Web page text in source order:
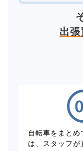
出張
自転車をまと
は、スタッフが